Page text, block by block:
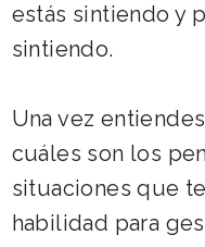
estás sintiendo y
sintiendo.
Una vez
cuáles son los
situaciones que
habilidad para